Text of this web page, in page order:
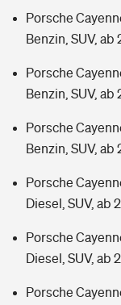
Porsche
Benzin, SUV, ab
Porsche
Benzin, SUV, ab
Porsche
Benzin, SUV, ab
Porsche
Diesel, SUV, ab
Porsche
Diesel, SUV, ab
Porsche